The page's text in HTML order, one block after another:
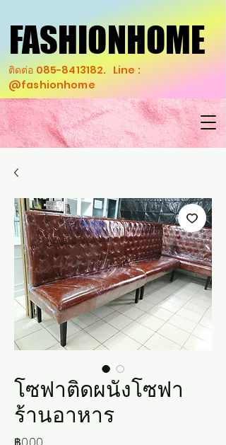
FASHIONHOME
FASHIONHOME
ติดต่อ 085-8413182. Line :
@fashionhome
โซฟาติดผนังโซฟา
ร้านอาหาร